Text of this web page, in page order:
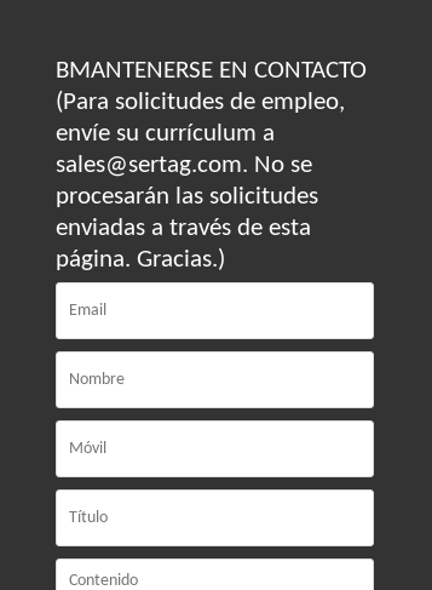
BMANTENERSE EN CONTACTO
(Para solicitudes de empleo,
envíe su currículum a
sales@sertag.com. No se
procesarán las solicitudes
enviadas a través de esta
página. Gracias.)